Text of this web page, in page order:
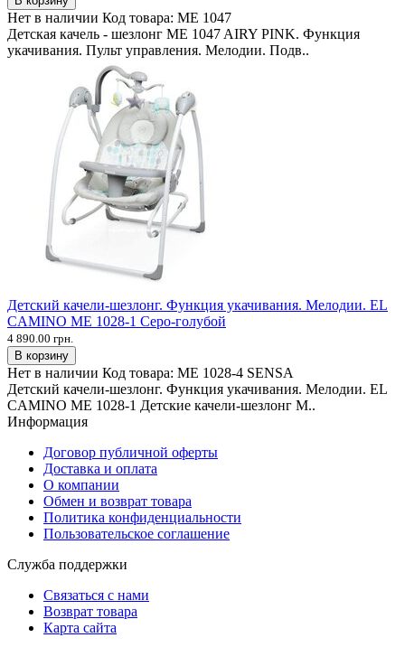
Нет в наличии Код товара: ME 1047
Детская качель - шезлонг ME 1047 AIRY PINK. Функция
укачивания. Пульт управления. Мелодии. Подв..
Детский качели-шезлонг. Функция укачивания. Мелодии. EL
CAMINO ME 1028-1 Серо-голубой
4 890.00 грн.
В корзину
Нет в наличии Код товара: ME 1028-4 SENSA
Детский качели-шезлонг. Функция укачивания. Мелодии. EL
CAMINO ME 1028-1 Детские качели-шезлонг M..
Информация
Договор публичной оферты
Доставка и оплата
О компании
Обмен и возврат товара
Политика конфиденциальности
Пользовательское соглашение
Служба поддержки
Связаться с нами
Возврат товара
Карта сайта